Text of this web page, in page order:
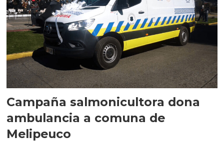
Campaña salmonicultora dona
ambulancia a comuna de
Melipeuco